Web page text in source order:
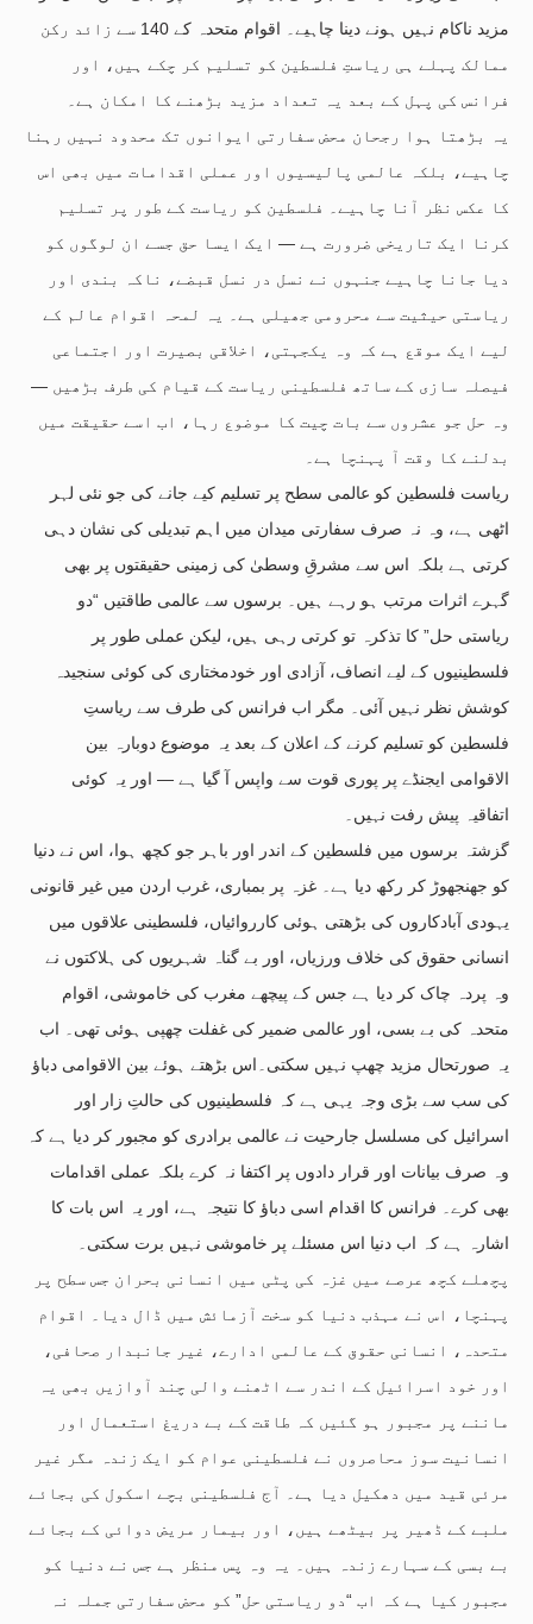
مزید ناکام نہیں ہونے دینا چاہیے۔ اقوام متحدہ کے 140 سے زائد رکن
ممالک پہلے ہی ریاستِ فلسطین کو تسلیم کر چکے ہیں، اور
فرانس کی پہل کے بعد یہ تعداد مزید بڑھنے کا امکان ہے۔
یہ بڑھتا ہوا رجحان محض سفارتی ایوانوں تک محدود نہیں رہنا
چاہیے، بلکہ عالمی پالیسیوں اور عملی اقدامات میں بھی اس
کا عکس نظر آنا چاہیے۔ فلسطین کو ریاست کے طور پر تسلیم
کرنا ایک تاریخی ضرورت ہے — ایک ایسا حق جسے ان لوگوں کو
دیا جانا چاہیے جنہوں نے نسل در نسل قبضے، ناکہ بندی اور
ریاستی حیثیت سے محرومی جھیلی ہے۔ یہ لمحہ اقوام عالم کے
لیے ایک موقع ہے کہ وہ یکجہتی، اخلاقی بصیرت اور اجتماعی
فیصلہ سازی کے ساتھ فلسطینی ریاست کے قیام کی طرف بڑھیں —
وہ حل جو عشروں سے بات چیت کا موضوع رہا، اب اسے حقیقت میں
بدلنے کا وقت آ پہنچا ہے۔
ریاست فلسطین کو عالمی سطح پر تسلیم کیے جانے کی جو نئی لہر
اٹھی ہے، وہ نہ صرف سفارتی میدان میں اہم تبدیلی کی نشان دہی
کرتی ہے بلکہ اس سے مشرقِ وسطیٰ کی زمینی حقیقتوں پر بھی
گہرے اثرات مرتب ہو رہے ہیں۔ برسوں سے عالمی طاقتیں “دو
ریاستی حل” کا تذکرہ تو کرتی رہی ہیں، لیکن عملی طور پر
فلسطینیوں کے لیے انصاف، آزادی اور خودمختاری کی کوئی سنجیدہ
کوشش نظر نہیں آئی۔ مگر اب فرانس کی طرف سے ریاستِ
فلسطین کو تسلیم کرنے کے اعلان کے بعد یہ موضوع دوبارہ بین
الاقوامی ایجنڈے پر پوری قوت سے واپس آ گیا ہے — اور یہ کوئی
اتفاقیہ پیش رفت نہیں۔
گزشتہ برسوں میں فلسطین کے اندر اور باہر جو کچھ ہوا، اس نے دنیا
کو جھنجھوڑ کر رکھ دیا ہے۔ غزہ پر بمباری، غرب اردن میں غیر قانونی
یہودی آبادکاروں کی بڑھتی ہوئی کارروائیاں، فلسطینی علاقوں میں
انسانی حقوق کی خلاف ورزیاں، اور بے گناہ شہریوں کی ہلاکتوں نے
وہ پردہ چاک کر دیا ہے جس کے پیچھے مغرب کی خاموشی، اقوام
متحدہ کی بے بسی، اور عالمی ضمیر کی غفلت چھپی ہوئی تھی۔ اب
یہ صورتحال مزید چھپ نہیں سکتی۔اس بڑھتے ہوئے بین الاقوامی دباؤ
کی سب سے بڑی وجہ یہی ہے کہ فلسطینیوں کی حالتِ زار اور
اسرائیل کی مسلسل جارحیت نے عالمی برادری کو مجبور کر دیا ہے کہ
وہ صرف بیانات اور قرار دادوں پر اکتفا نہ کرے بلکہ عملی اقدامات
بھی کرے۔ فرانس کا اقدام اسی دباؤ کا نتیجہ ہے، اور یہ اس بات کا
اشارہ ہے کہ اب دنیا اس مسئلے پر خاموشی نہیں برت سکتی۔
پچھلے کچھ عرصے میں غزہ کی پٹی میں انسانی بحران جس سطح پر
پہنچا، اس نے مہذب دنیا کو سخت آزمائش میں ڈال دیا۔ اقوام
متحدہ، انسانی حقوق کے عالمی ادارے، غیر جانبدار صحافی،
اور خود اسرائیل کے اندر سے اٹھنے والی چند آوازیں بھی یہ
ماننے پر مجبور ہو گئیں کہ طاقت کے بے دریغ استعمال اور
انسانیت سوز محاصروں نے فلسطینی عوام کو ایک زندہ مگر غیر
مرئی قید میں دھکیل دیا ہے۔ آج فلسطینی بچے اسکول کی بجائے
ملبے کے ڈھیر پر بیٹھے ہیں، اور بیمار مریض دوائی کے بجائے
بے بسی کے سہارے زندہ ہیں۔ یہ وہ پس منظر ہے جس نے دنیا کو
مجبور کیا ہے کہ اب “دو ریاستی حل” کو محض سفارتی جملہ نہ